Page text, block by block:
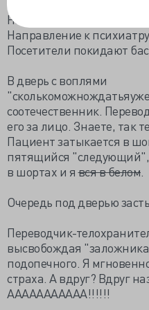
Наконец, лечение
Направление к
Посетители покидают
В дверь с воплями
соотечественник.
его за лицо. Знаете, так
Пациент затыкается в
пятящийся "следующий",
в шортах и явся в белом
Очередь под дверью
Переводчик-
высвобождая
подопечного. Я
страха. А вдруг? Вдруг
ААААААААААА!!!!!!